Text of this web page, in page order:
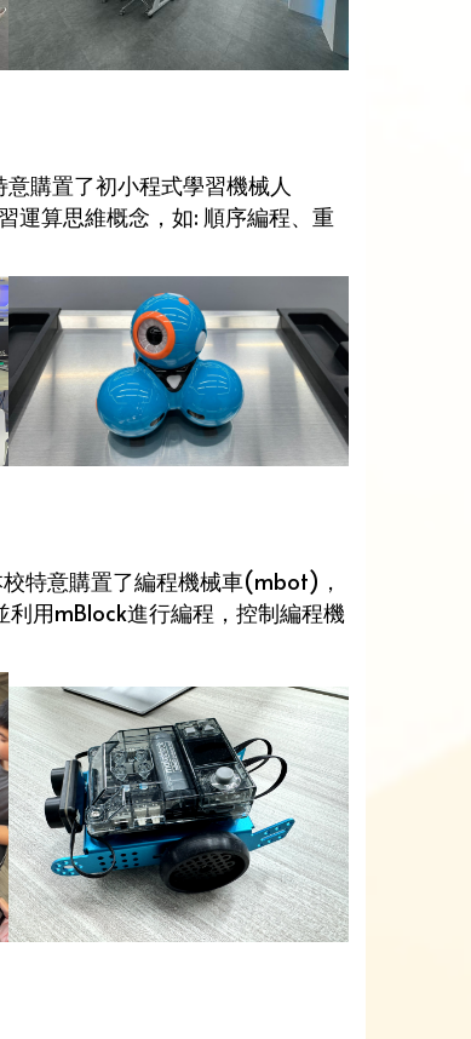
購置了初小程式學習機械人
運算思維概念，如: 順序編程、重
特意購置了編程機械車(mbot)，
用mBlock進行編程，控制編程機